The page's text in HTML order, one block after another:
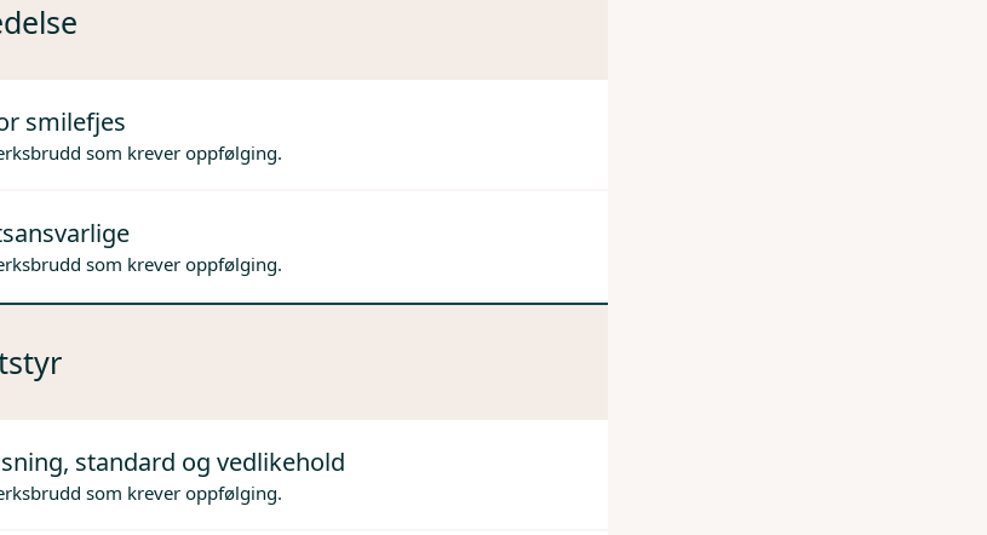
smilefjes
som krever oppfølging.
som krever oppfølging.
standard og vedlikehold
som krever oppfølging.